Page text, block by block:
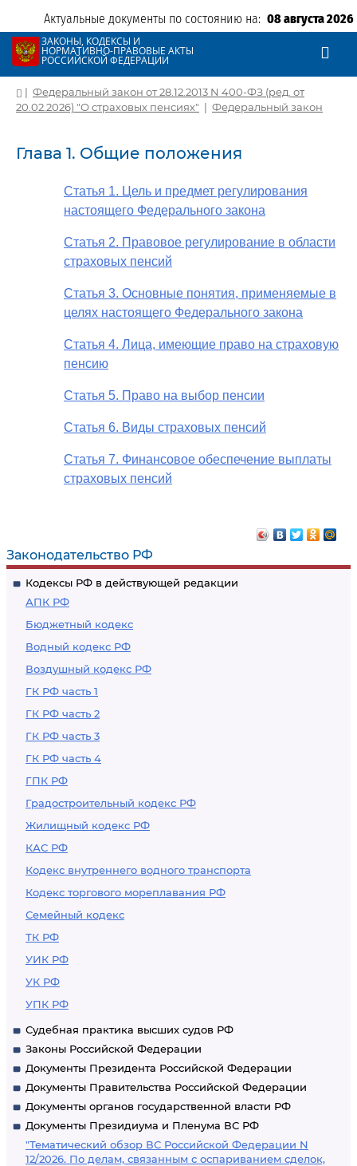
Актуальные документы по состоянию на: 08 августа 2026
ЗАКОНЫ, КОДЕКСЫ И
НОРМАТИВНО-ПРАВОВЫЕ АКТЫ
РОССИЙСКОЙ ФЕДЕРАЦИИ
Законодательство РФ
Кодексы РФ в действующей редакции
АПК РФ
Бюджетный кодекс
Водный кодекс РФ
Воздушный кодекс РФ
ГК РФ часть 1
ГК РФ часть 2
ГК РФ часть 3
ГК РФ часть 4
ГПК РФ
Градостроительный кодекс РФ
Жилищный кодекс РФ
КАС РФ
Кодекс внутреннего водного транспорта
Кодекс торгового мореплавания РФ
Семейный кодекс
ТК РФ
УИК РФ
УК РФ
УПК РФ
Судебная практика высших судов РФ
Законы Российской Федерации
Документы Президента Российской Федерации
Документы Правительства Российской Федерации
Документы органов государственной власти РФ
Документы Президиума и Пленума ВС РФ
"Тематический обзор ВС Российской Федерации N
12/2026. По делам, связанным с оспариванием сделок,
| Федеральный закон от 28.12.2013 N 400-ФЗ (ред. от
20.02.2026) "О страховых пенсиях" | Федеральный закон
Глава 1. Общие положения
Статья 1. Цель и предмет регулирования
настоящего Федерального закона
Статья 2. Правовое регулирование в области
страховых пенсий
Статья 3. Основные понятия, применяемые в
целях настоящего Федерального закона
Статья 4. Лица, имеющие право на страховую
пенсию
Статья 5. Право на выбор пенсии
Статья 6. Виды страховых пенсий
Статья 7. Финансовое обеспечение выплаты
страховых пенсий